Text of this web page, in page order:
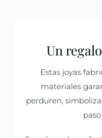
Un
Estas joyas
materiales
perduren,